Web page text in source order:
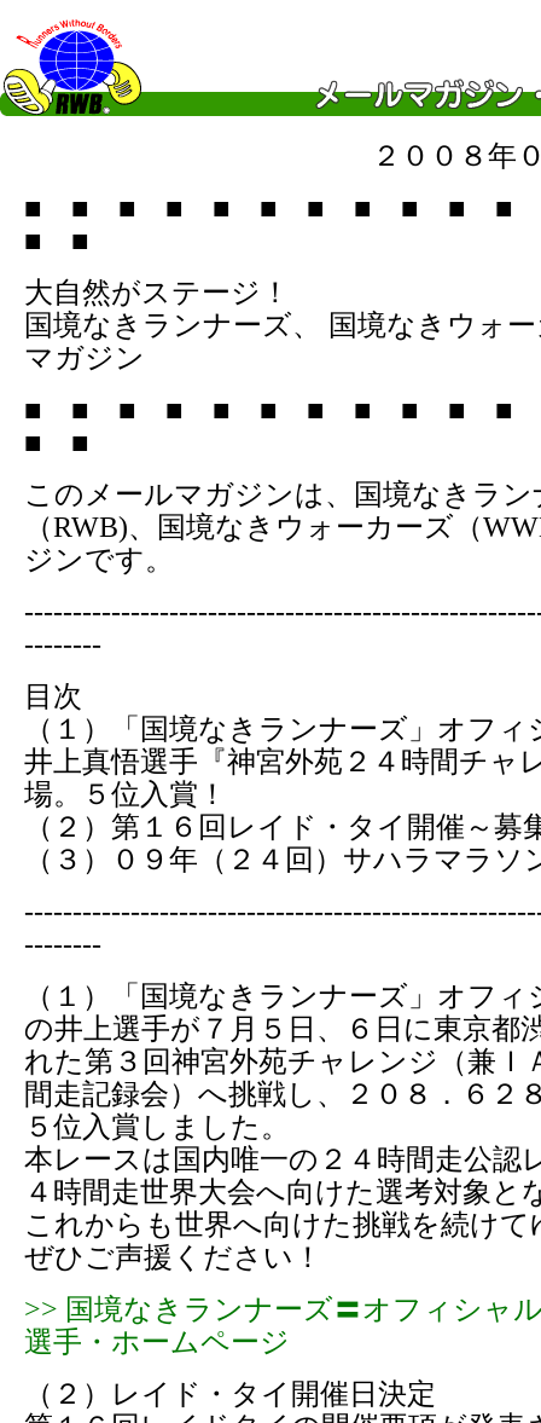
２００８年
■ ■ ■ ■ ■ ■ ■ ■ ■ ■
■ ■
大自然がステージ！
国境なきランナーズ、 国境なきウォ
マガジン
■ ■ ■ ■ ■ ■ ■ ■ ■ ■
■ ■
このメールマガジンは、国境なきラン
（RWB)、国境なきウォーカーズ（
ジンです。
--------
目次
（１）「国境なきランナーズ」オフ
井上真悟選手『神宮外苑２４時間チャ
場。５位入賞！
（２）第１６回レイド・タイ開催～募
（３）０９年（２４回）サハラマラソ
--------
（１）「国境なきランナーズ」オフ
の井上選手が７月５日、６日に東京都
れた第３回神宮外苑チャレンジ（兼Ｉ
間走記録会）へ挑戦し、２０８．６２
５位入賞しました。
本レースは国内唯一の２４時間走公認
４時間走世界大会へ向けた選考対象と
これからも世界へ向けた挑戦を続けて
ぜひご声援ください！
>> 国境なきランナーズ〓オフィシャ
選手・ホームページ
（２）レイド・タイ開催日決定